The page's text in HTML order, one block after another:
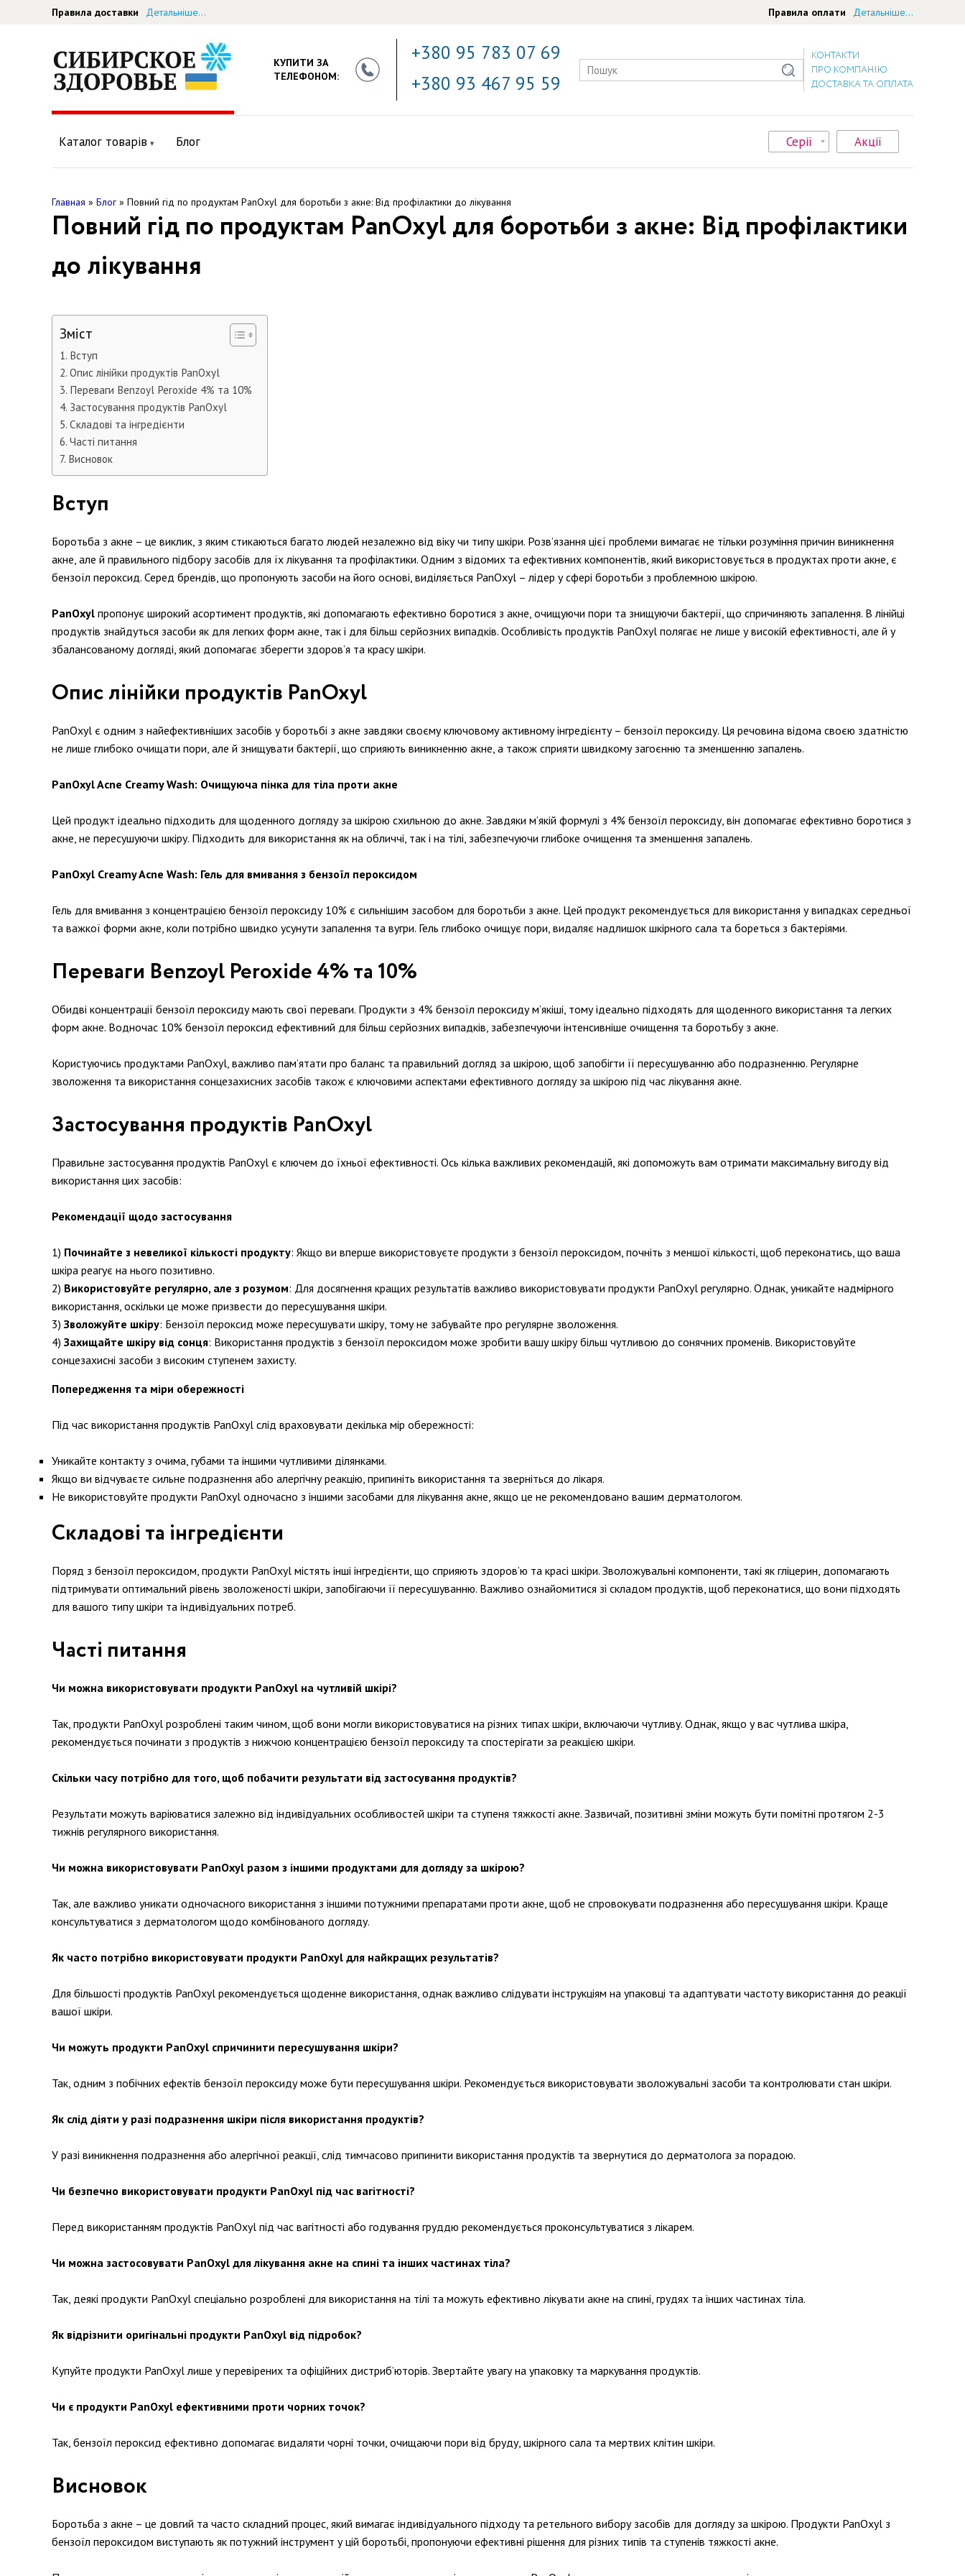
Правила доставки Детальніше... Правила оплати Детальніше...
КУПИТИ ЗА
ТЕЛЕФОНОМ:
+380 95 783 07 69
+380 93 467 95 59
КОНТАКТИ
ПРО КОМПАНІЮ
ДОСТАВКА ТА ОПЛАТА
Каталог товарів Блог Серії Акції
Главная » Блог » Повний гід по продуктам PanOxyl для боротьби з акне: Від профілактики до лікування
Повний гід по продуктам PanOxyl для боротьби з акне: Від профілактики
до лікування
Зміст
Вступ
Опис лінійки продуктів PanOxyl
Переваги Benzoyl Peroxide 4% та 10%
Застосування продуктів PanOxyl
Складові та інгредієнти
Часті питання
Висновок
Вступ
Боротьба з акне – це виклик, з яким стикаються багато людей незалежно від віку чи типу шкіри. Розв’язання цієї проблеми вимагає не тільки розуміння причин виникнення
акне, але й правильного підбору засобів для їх лікування та профілактики. Одним з відомих та ефективних компонентів, який використовується в продуктах проти акне, є
бензоїл пероксид. Серед брендів, що пропонують засоби на його основі, виділяється PanOxyl – лідер у сфері боротьби з проблемною шкірою.
PanOxyl пропонує широкий асортимент продуктів, які допомагають ефективно боротися з акне, очищуючи пори та знищуючи бактерії, що спричиняють запалення. В лінійці
продуктів знайдуться засоби як для легких форм акне, так і для більш серйозних випадків. Особливість продуктів PanOxyl полягає не лише у високій ефективності, але й у
збалансованому догляді, який допомагає зберегти здоров’я та красу шкіри.
Опис лінійки продуктів PanOxyl
PanOxyl є одним з найефективніших засобів у боротьбі з акне завдяки своєму ключовому активному інгредієнту – бензоїл пероксиду. Ця речовина відома своєю здатністю
не лише глибоко очищати пори, але й знищувати бактерії, що сприяють виникненню акне, а також сприяти швидкому загоєнню та зменшенню запалень.
PanOxyl Acne Creamy Wash: Очищуюча пінка для тіла проти акне
Цей продукт ідеально підходить для щоденного догляду за шкірою схильною до акне. Завдяки м’якій формулі з 4% бензоїл пероксиду, він допомагає ефективно боротися з
акне, не пересушуючи шкіру. Підходить для використання як на обличчі, так і на тілі, забезпечуючи глибоке очищення та зменшення запалень.
PanOxyl Creamy Acne Wash: Гель для вмивання з бензоїл пероксидом
Гель для вмивання з концентрацією бензоїл пероксиду 10% є сильнішим засобом для боротьби з акне. Цей продукт рекомендується для використання у випадках середньої
та важкої форми акне, коли потрібно швидко усунути запалення та вугри. Гель глибоко очищує пори, видаляє надлишок шкірного сала та бореться з бактеріями.
Переваги Benzoyl Peroxide 4% та 10%
Обидві концентрації бензоїл пероксиду мають свої переваги. Продукти з 4% бензоїл пероксиду м’якіші, тому ідеально підходять для щоденного використання та легких
форм акне. Водночас 10% бензоїл пероксид ефективний для більш серйозних випадків, забезпечуючи інтенсивніше очищення та боротьбу з акне.
Користуючись продуктами PanOxyl, важливо пам’ятати про баланс та правильний догляд за шкірою, щоб запобігти її пересушуванню або подразненню. Регулярне
зволоження та використання сонцезахисних засобів також є ключовими аспектами ефективного догляду за шкірою під час лікування акне.
Застосування продуктів PanOxyl
Правильне застосування продуктів PanOxyl є ключем до їхньої ефективності. Ось кілька важливих рекомендацій, які допоможуть вам отримати максимальну вигоду від
використання цих засобів:
Рекомендації щодо застосування
Починайте з невеликої кількості продукту: Якщо ви вперше використовуєте продукти з бензоїл пероксидом, почніть з меншої кількості, щоб переконатись, що ваша
шкіра реагує на нього позитивно.
Використовуйте регулярно, але з розумом: Для досягнення кращих результатів важливо використовувати продукти PanOxyl регулярно. Однак, уникайте надмірного
використання, оскільки це може призвести до пересушування шкіри.
Зволожуйте шкіру: Бензоїл пероксид може пересушувати шкіру, тому не забувайте про регулярне зволоження.
Захищайте шкіру від сонця: Використання продуктів з бензоїл пероксидом може зробити вашу шкіру більш чутливою до сонячних променів. Використовуйте
сонцезахисні засоби з високим ступенем захисту.
Попередження та міри обережності
Під час використання продуктів PanOxyl слід враховувати декілька мір обережності:
Уникайте контакту з очима, губами та іншими чутливими ділянками.
Якщо ви відчуваєте сильне подразнення або алергічну реакцію, припиніть використання та зверніться до лікаря.
Не використовуйте продукти PanOxyl одночасно з іншими засобами для лікування акне, якщо це не рекомендовано вашим дерматологом.
Складові та інгредієнти
Поряд з бензоїл пероксидом, продукти PanOxyl містять інші інгредієнти, що сприяють здоров’ю та красі шкіри. Зволожувальні компоненти, такі як гліцерин, допомагають
підтримувати оптимальний рівень зволоженості шкіри, запобігаючи її пересушуванню. Важливо ознайомитися зі складом продуктів, щоб переконатися, що вони підходять
для вашого типу шкіри та індивідуальних потреб.
Часті питання
Чи можна використовувати продукти PanOxyl на чутливій шкірі?
Так, продукти PanOxyl розроблені таким чином, щоб вони могли використовуватися на різних типах шкіри, включаючи чутливу. Однак, якщо у вас чутлива шкіра,
рекомендується починати з продуктів з нижчою концентрацією бензоїл пероксиду та спостерігати за реакцією шкіри.
Скільки часу потрібно для того, щоб побачити результати від застосування продуктів?
Результати можуть варіюватися залежно від індивідуальних особливостей шкіри та ступеня тяжкості акне. Зазвичай, позитивні зміни можуть бути помітні протягом 2-3
тижнів регулярного використання.
Чи можна використовувати PanOxyl разом з іншими продуктами для догляду за шкірою?
Так, але важливо уникати одночасного використання з іншими потужними препаратами проти акне, щоб не спровокувати подразнення або пересушування шкіри. Краще
консультуватися з дерматологом щодо комбінованого догляду.
Як часто потрібно використовувати продукти PanOxyl для найкращих результатів?
Для більшості продуктів PanOxyl рекомендується щоденне використання, однак важливо слідувати інструкціям на упаковці та адаптувати частоту використання до реакції
вашої шкіри.
Чи можуть продукти PanOxyl спричинити пересушування шкіри?
Так, одним з побічних ефектів бензоїл пероксиду може бути пересушування шкіри. Рекомендується використовувати зволожувальні засоби та контролювати стан шкіри.
Як слід діяти у разі подразнення шкіри після використання продуктів?
У разі виникнення подразнення або алергічної реакції, слід тимчасово припинити використання продуктів та звернутися до дерматолога за порадою.
Чи безпечно використовувати продукти PanOxyl під час вагітності?
Перед використанням продуктів PanOxyl під час вагітності або годування груддю рекомендується проконсультуватися з лікарем.
Чи можна застосовувати PanOxyl для лікування акне на спині та інших частинах тіла?
Так, деякі продукти PanOxyl спеціально розроблені для використання на тілі та можуть ефективно лікувати акне на спині, грудях та інших частинах тіла.
Як відрізнити оригінальні продукти PanOxyl від підробок?
Купуйте продукти PanOxyl лише у перевірених та офіційних дистриб’юторів. Звертайте увагу на упаковку та маркування продуктів.
Чи є продукти PanOxyl ефективними проти чорних точок?
Так, бензоїл пероксид ефективно допомагає видаляти чорні точки, очищаючи пори від бруду, шкірного сала та мертвих клітин шкіри.
Висновок
Боротьба з акне – це довгий та часто складний процес, який вимагає індивідуального підходу та ретельного вибору засобів для догляду за шкірою. Продукти PanOxyl з
бензоїл пероксидом виступають як потужний інструмент у цій боротьбі, пропонуючи ефективні рішення для різних типів та ступенів тяжкості акне.